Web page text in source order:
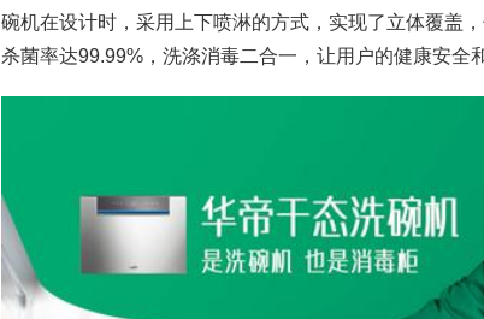
碗机在设计时，采用上下喷淋的方式，实现了立体覆盖
杀菌率达99.99%，洗涤消毒二合一，让用户的健康安全